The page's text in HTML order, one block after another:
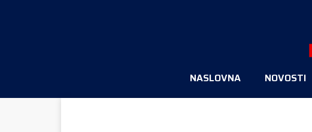
NASLOVNA NOVOSTI